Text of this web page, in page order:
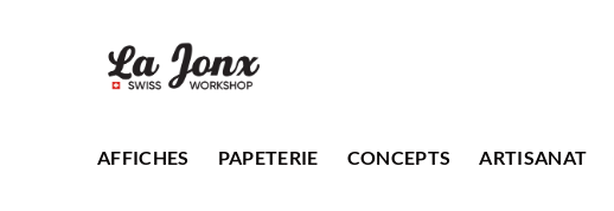
AFFICHES PAPETERIE CONCEPTS ARTISANAT